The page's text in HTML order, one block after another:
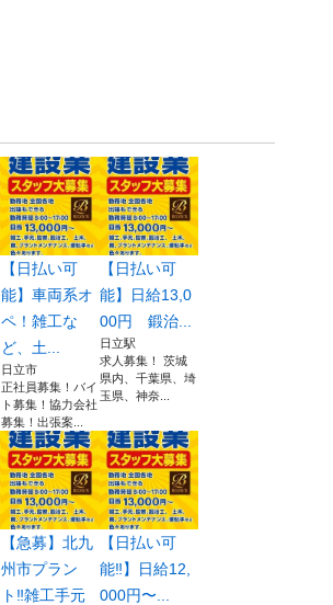
【日払い可
能】車両系オ
ペ！雑工な
ど、土...
日立市
正社員募集！バイ
ト募集！協力会社
募集！出張案...
【日払い可
能】日給13,0
00円 鍛治...
日立駅
求人募集！ 茨城
県内、千葉県、埼
玉県、神奈...
【急募】北九
州市プラン
ト‼️雑工手元
【日払い可
能‼️】日給12,
000円〜...